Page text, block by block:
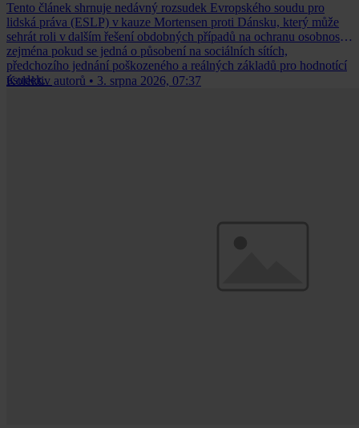
Tento článek shrnuje nedávný rozsudek Evropského soudu pro
lidská práva (ESLP) v kauze Mortensen proti Dánsku, který může
sehrát roli v dalším řešení obdobných případů na ochranu osobnosti,
zejména pokud se jedná o působení na sociálních sítích,
předchozího jednání poškozeného a reálných základů pro hodnotící
úsudek.
Kolektiv autorů • 3. srpna 2026, 07:37